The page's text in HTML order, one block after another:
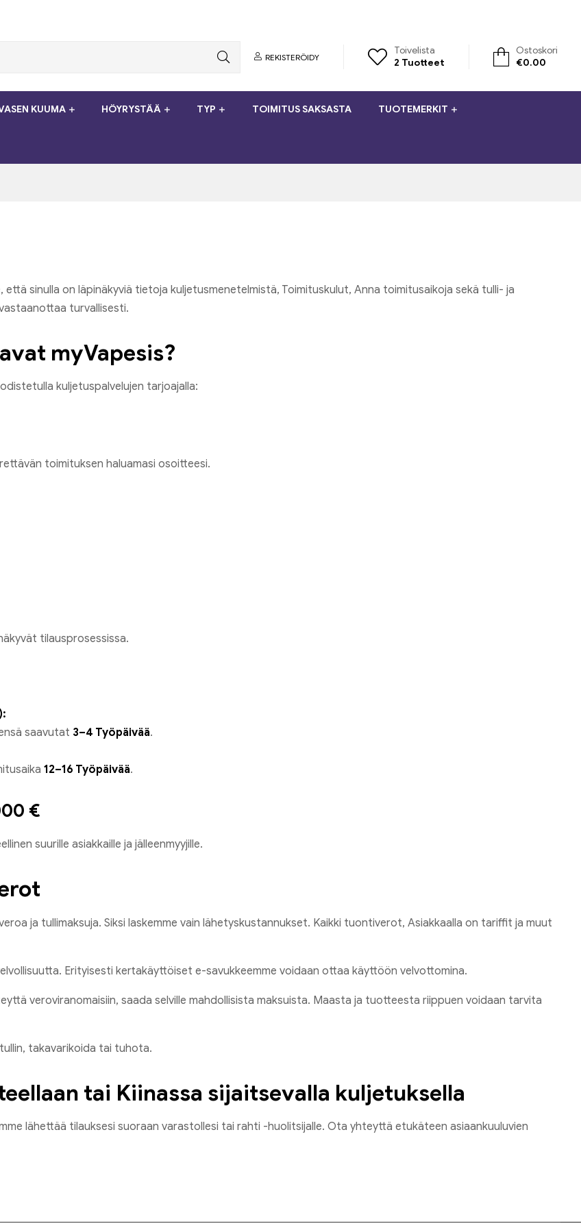
REKISTERÖIDY
Toivelista
2 Tuotteet
Ostoskori
€0.00
KUUMA HÖYRYSTÄÄ TYP TOIMITUS SAKSASTA TUOTEMERKIT
että sinulla on läpinäkyviä tietoja kuljetusmenetelmistä, Toimituskulut, Anna toimitusaikoja sekä tulli- ja
turvallisesti.
myVapesis?
kuljetuspalvelujen tarjoajalla:
toimituksen haluamasi osoitteesi.
tilausprosessissa.
saavutat 3–4 Työpäivää.
12–16 Työpäivää.
€
suurille asiakkaille ja jälleenmyyjille.
ja tullimaksuja. Siksi laskemme vain lähetyskustannukset. Kaikki tuontiverot, Asiakkaalla on tariffit ja muut
Erityisesti kertakäyttöiset e-savukkeemme voidaan ottaa käyttöön velvottomina.
veroviranomaisiin, saada selville mahdollisista maksuista. Maasta ja tuotteesta riippuen voidaan tarvita
takavarikoida tai tuhota.
tai Kiinassa sijaitsevalla kuljetuksella
lähettää tilauksesi suoraan varastollesi tai rahti -huolitsijalle. Ota yhteyttä etukäteen asiaankuuluvien